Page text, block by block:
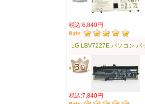
税込:6,840円
LG LBV7227E パソコン バ
税込:7,840円